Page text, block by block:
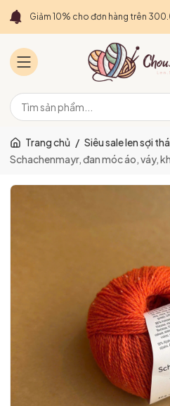
Giảm 10% cho đơn hàng trên
Trang chủ / Siêu sale len sợi
Schachenmayr, đan móc áo, váy,